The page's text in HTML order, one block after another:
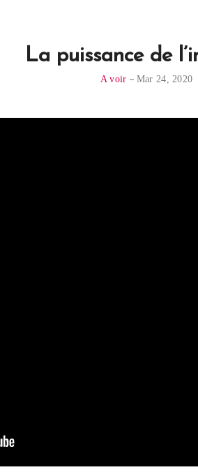
La puissance de
A voir Mar 24, 2020